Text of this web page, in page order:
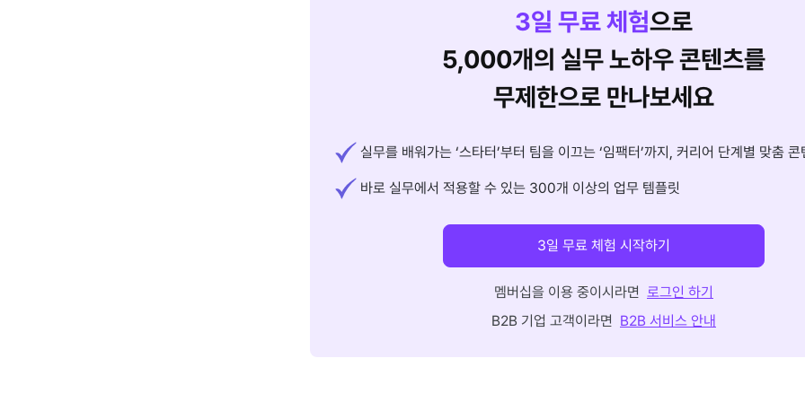
3일 무료 체험으로
5,000개의 실무 노하우 콘텐츠를
무제한으로 만나보세요
실무를 배워가는 ‘스타터’부터 팀을 이끄는 ‘임팩터’까지, 커리어 단계별 맞춤 콘
바로 실무에서 적용할 수 있는 300개 이상의 업무 템플릿
3일 무료 체험 시작하기
멤버십을 이용 중이시라면 로그인 하기
B2B 기업 고객이라면 B2B 서비스 안내